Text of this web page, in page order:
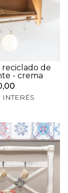
reciclado de
- crema
INTERÉS